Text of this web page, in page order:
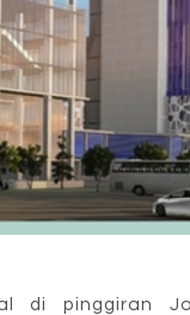
di pinggiran